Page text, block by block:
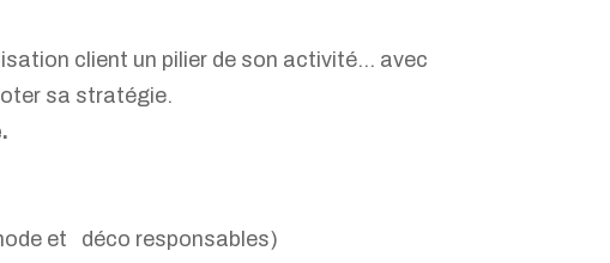
client un pilier de son activité… avec
sa stratégie.
et déco responsables)